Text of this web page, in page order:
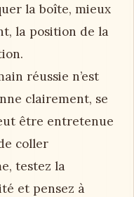
la boîte, mieux
la position de la
réussie n’est
clairement, se
être entretenue
coller
testez la
et pensez à